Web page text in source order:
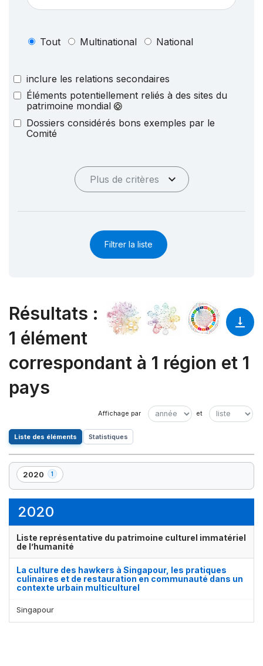
Tout Multinational National
inclure les relations secondaires
Éléments potentiellement reliés à des sites du
patrimoine mondial
Dossiers considérés bons exemples par le
Comité
Plus de critères
Filtrer la liste
Résultats :
1 élément
correspondant à 1 région et 1
pays
Liste des éléments Statistiques
2020 1
,
1
2020
Liste représentative du patrimoine culturel immatériel
de l’humanité
La culture des hawkers à Singapour, les pratiques
culinaires et de restauration en communauté dans un
contexte urbain multiculturel
Singapour